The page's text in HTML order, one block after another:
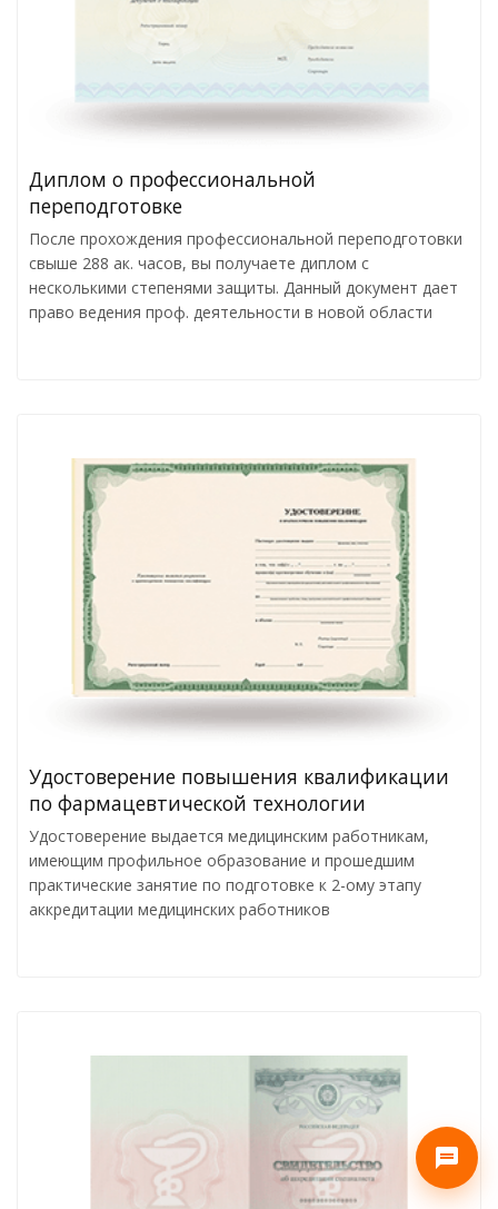
Диплом о профессиональной
переподготовке
После прохождения профессиональной переподготовки
свыше 288 ак. часов, вы получаете диплом с
несколькими степенями защиты. Данный документ дает
право ведения проф. деятельности в новой области
Удостоверение повышения квалификации
по фармацевтической технологии
Удостоверение выдается медицинским работникам,
имеющим профильное образование и прошедшим
практические занятие по подготовке к 2-ому этапу
аккредитации медицинских работников